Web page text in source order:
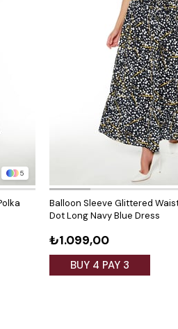
5
Balloon Sleeve Glittered
Dot Long Navy Blue Dress
₺1.099,00
BUY 4 PAY 3